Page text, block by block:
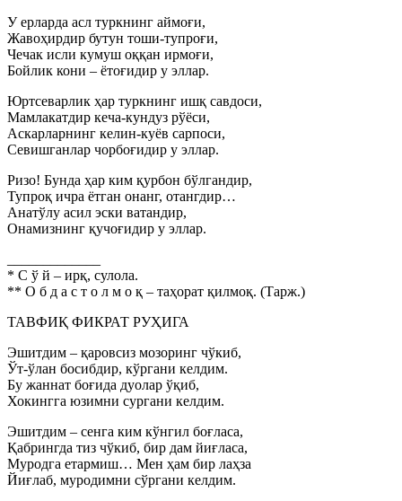
У ерларда асл туркнинг аймоғи,
Жавоҳирдир бутун тоши-тупроғи,
Чечак исли кумуш оққан ирмоғи,
Бойлик кони – ётоғидир у эллар.
Юртсеварлик ҳар туркнинг ишқ савдоси,
Мамлакатдир кеча-кундуз рўёси,
Аскарларнинг келин-куёв сарпоси,
Севишганлар чорбоғидир у эллар.
Ризо! Бунда ҳар ким қурбон бўлгандир,
Тупроқ ичра ётган онанг, отангдир…
Анатўлу асил эски ватандир,
Онамизнинг қучоғидир у эллар.
* С ў й – ирқ, сулола.
** О б д а с т о л м о қ – таҳорат қилмоқ. (Тарж.)
ТАВФИҚ ФИКРАТ РУҲИГА
Эшитдим – қаровсиз мозоринг чўкиб,
Ўт-ўлан босибдир, кўргани келдим.
Бу жаннат боғида дуолар ўқиб,
Хокингга юзимни сургани келдим.
Эшитдим – сенга ким кўнгил боғласа,
Қабрингда тиз чўкиб, бир дам йиғласа,
Муродга етармиш… Мен ҳам бир лаҳза
Йиғлаб, муродимни сўргани келдим.